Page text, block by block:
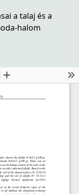
a talaj és a
halom